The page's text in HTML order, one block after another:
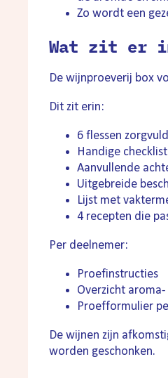
Zo wordt een
Wat zit er
De wijnproeverij box
Dit zit erin:
6 flessen
Handige
Aanvullende
Uitgebreide
Lijst met
4 recepten die
Per deelnemer:
Proefinstructies
Overzicht
Proefformulier
De wijnen zijn
worden geschonken.